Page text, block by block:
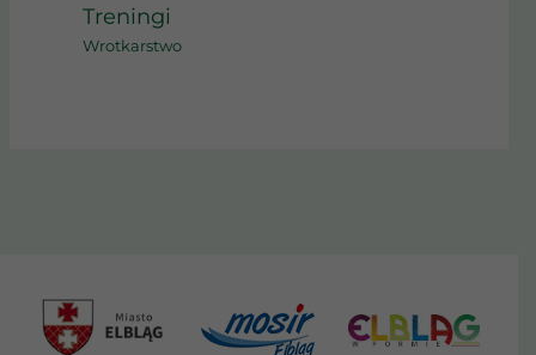
Treningi
Wrotkarstwo